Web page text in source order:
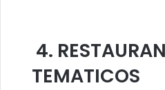
4.
TEMATICOS